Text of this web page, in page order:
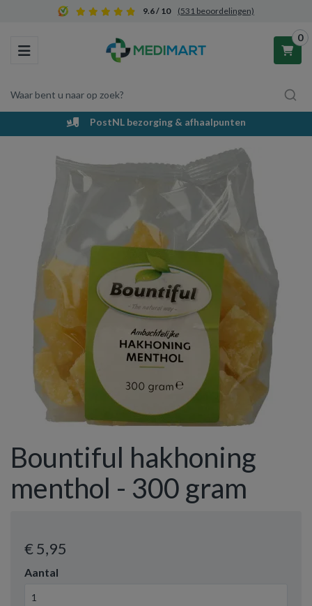
9.6 / 10 (531 beoordelingen)
Toggle navigation
Waar bent u naar op zoek?
0
Winkelwagen
Uw winkelwagen is leeg.
Vul hem met producten.
PostNL bezorging & afhaalpunten
Bountiful hakhoning
menthol - 300 gram
€ 5,95
Aantal